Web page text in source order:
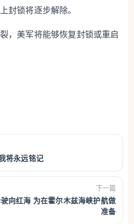
封锁将逐步解除。
，美军将能够恢复封锁或重启
将永远铭记
下一篇
向红海 为在霍尔木兹海峡护航做
准备